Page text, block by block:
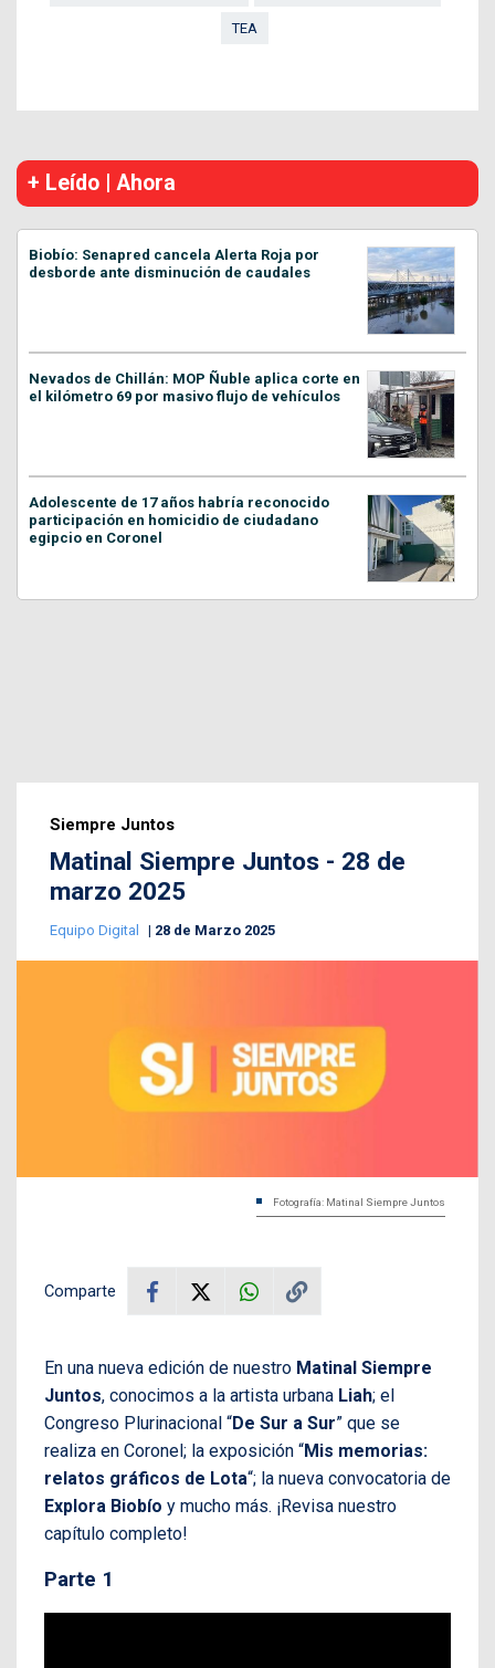
TEA
+ Leído | Ahora
Biobío: Senapred cancela Alerta Roja por
desborde ante disminución de caudales
Nevados de Chillán: MOP Ñuble aplica corte en
el kilómetro 69 por masivo flujo de vehículos
Adolescente de 17 años habría reconocido
participación en homicidio de ciudadano
egipcio en Coronel
Siempre Juntos
Matinal Siempre Juntos - 28 de
marzo 2025
Equipo Digital 28 de Marzo 2025
Fotografía: Matinal Siempre Juntos
Comparte
En una nueva edición de nuestro Matinal Siempre
Juntos, conocimos a la artista urbana Liah; el
Congreso Plurinacional “De Sur a Sur” que se
realiza en Coronel; la exposición “Mis memorias:
relatos gráficos de Lota“; la nueva convocatoria de
Explora Biobío y mucho más. ¡Revisa nuestro
capítulo completo!
Parte 1